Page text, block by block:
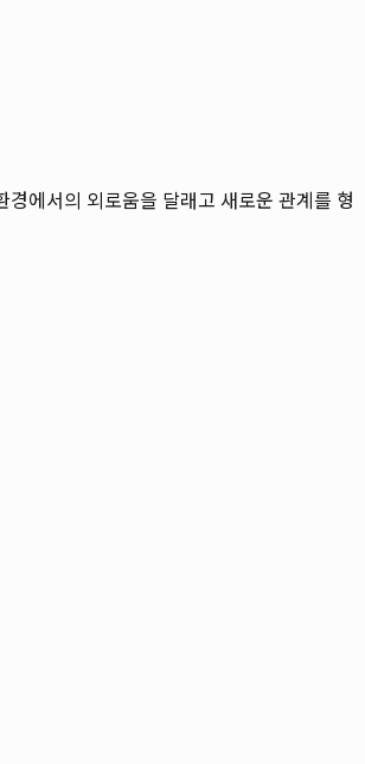
에서의 외로움을 달래고 새로운 관계를 형